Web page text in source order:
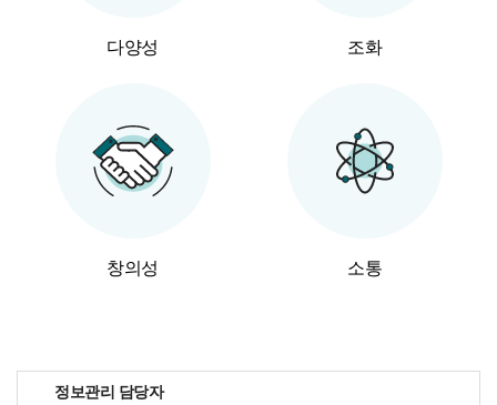
다양성 조화
창의성 소통
정보관리 담당자